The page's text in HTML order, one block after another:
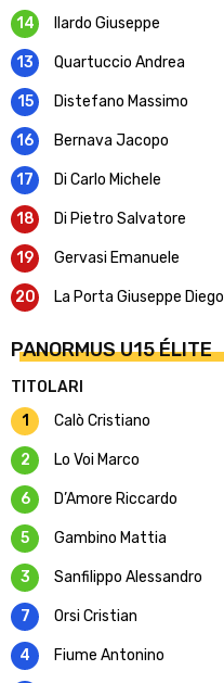
14 Ilardo Giuseppe
13 Quartuccio Andrea
15 Distefano Massimo
16 Bernava Jacopo
17 Di Carlo Michele
18 Di Pietro Salvatore
19 Gervasi Emanuele
20 La Porta Giuseppe Diego
PANORMUS U15 ÉLITE
TITOLARI
1
Calò Cristiano
2 Lo Voi Marco
6 D’Amore Riccardo
5 Gambino Mattia
3 Sanfilippo Alessandro
7 Orsi Cristian
4 Fiume Antonino